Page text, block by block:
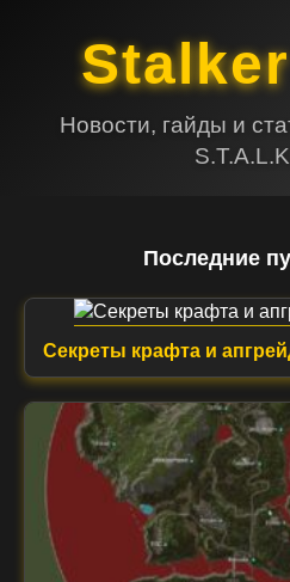
Новости, гайды и
Последние
Секреты крафта и